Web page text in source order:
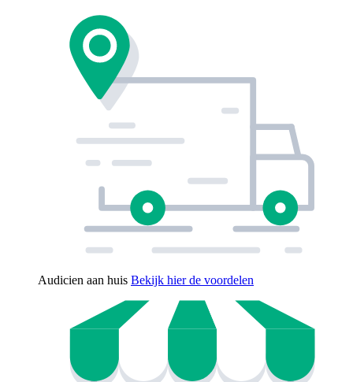
Audicien aan huis Bekijk hier de voordelen